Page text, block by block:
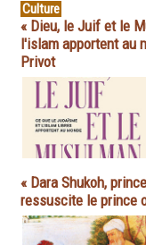
Culture
« Dieu, le Juif et le
l'islam apportent au
Privot
« Dara Shukoh,
ressuscite le prince